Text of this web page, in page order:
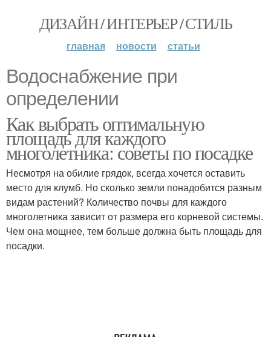
ДИЗАЙН / ИНТЕРЬЕР / СТИЛЬ
главная новости статьи
Водоснабжение при
определении
Как выбрать оптимальную
площадь для каждого
многолетника: советы по посадке
Несмотря на обилие грядок, всегда хочется оставить
место для клумб. Но сколько земли понадобится разным
видам растений? Количество почвы для каждого
многолетника зависит от размера его корневой системы.
Чем она мощнее, тем больше должна быть площадь для
посадки.